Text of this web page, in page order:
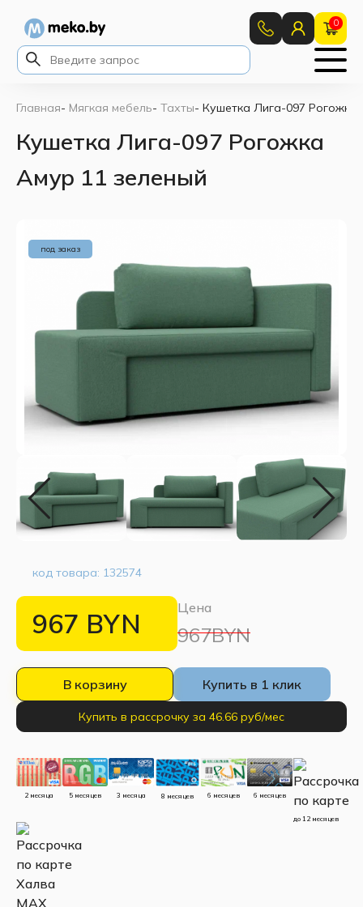
0
Главная- Мягкая мебель- Тахты- Кушетка Лига-097 Рогожка
Кушетка Лига-097 Рогожка
Амур 11 зеленый
под заказ
код товара: 132574
967 BYN Цена
967BYN
В корзину Купить в 1 клик
Купить в рассрочку за 46.66 руб/мес
2 месяца 5 месяцев 3 месяца 8 месяцев 6 месяцев 6 месяцев
до 12 месяцев